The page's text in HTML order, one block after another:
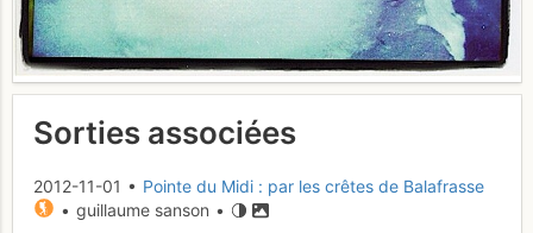
Sorties associées
2012-11-01 • Pointe du Midi : par les crêtes de Balafrasse
• guillaume sanson •